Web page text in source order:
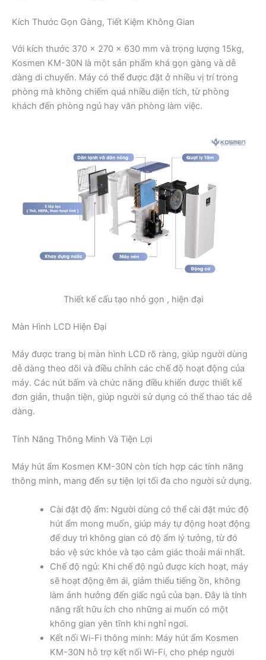
Kích Thước Gọn Gàng, Tiết Kiệm Không Gian
Với kích thước 370 x 270 x 630 mm và trọng lượng 15kg,
Kosmen KM-30N là một sản phẩm khá gọn gàng và dễ
dàng di chuyển. Máy có thể được đặt ở nhiều vị trí trong
phòng mà không chiếm quá nhiều diện tích, từ phòng
khách đến phòng ngủ hay văn phòng làm việc.
Thiết kế cấu tạo nhỏ gọn , hiện đại
Màn Hình LCD Hiện Đại
Máy được trang bị màn hình LCD rõ ràng, giúp người dùng
dễ dàng theo dõi và điều chỉnh các chế độ hoạt động của
máy. Các nút bấm và chức năng điều khiển được thiết kế
đơn giản, thuận tiện, giúp người sử dụng có thể thao tác dễ
dàng.
Tính Năng Thông Minh Và Tiện Lợi
Máy hút ẩm Kosmen KM-30N còn tích hợp các tính năng
thông minh, mang đến sự tiện lợi tối đa cho người sử dụng.
Cài đặt độ ẩm: Người dùng có thể cài đặt mức độ
hút ẩm mong muốn, giúp máy tự động hoạt động
để duy trì không gian có độ ẩm lý tưởng, từ đó
bảo vệ sức khỏe và tạo cảm giác thoải mái nhất.
Chế độ ngủ: Khi chế độ ngủ được kích hoạt, máy
sẽ hoạt động êm ái, giảm thiểu tiếng ồn, không
làm ảnh hưởng đến giấc ngủ của bạn. Đây là tính
năng rất hữu ích cho những ai muốn có một
không gian yên tĩnh khi nghỉ ngơi.
Kết nối Wi-Fi thông minh: Máy hút ẩm Kosmen
KM-30N hỗ trợ kết nối Wi-Fi, cho phép người